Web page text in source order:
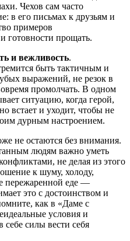
Чехов сам часто
в его письмах к друзьям и
примеров
готовности прощать.
и вежливость.
быть тактичным и
выражений, не резок в
промолчать. В одном
ситуацию, когда герой,
встает и уходит, чтобы не
дурным настроением.
не остаются без внимания.
людям важно уметь
не делая из этого
к шуму, холоду,
пережаренной еде —
это с достоинством и
как в «Даме с
условия и
силы вести себя